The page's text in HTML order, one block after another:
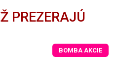
PREZERAJÚ
BOMBA AKCIE